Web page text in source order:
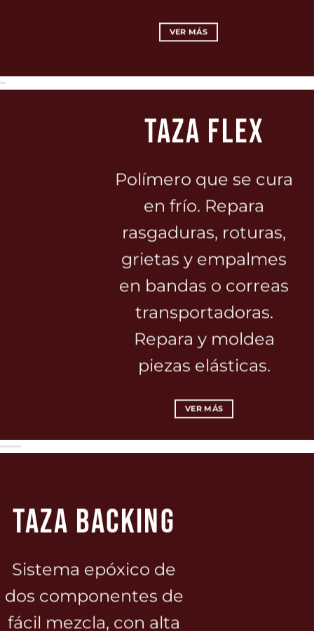
VER MÁS
TAZA FLEX
Polímero que se cura
en frío. Repara
rasgaduras, roturas,
grietas y empalmes
en bandas o correas
transportadoras.
Repara y moldea
piezas elásticas.
VER MÁS
TAZA BACKING
Sistema epóxico de
dos componentes de
fácil mezcla, con alta